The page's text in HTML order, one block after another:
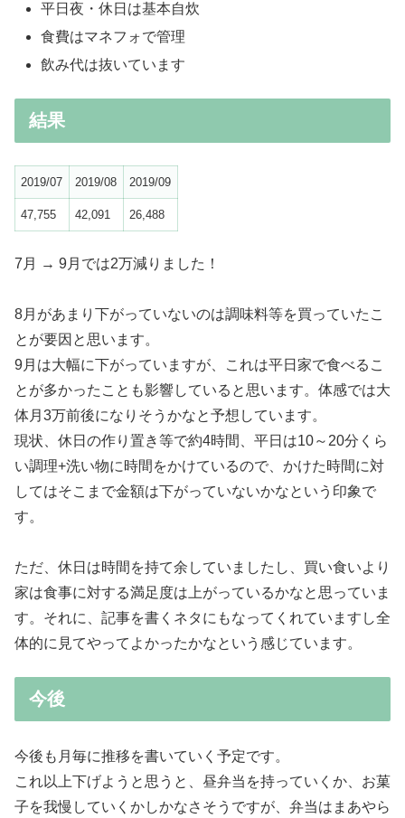
平日夜・休日は基本自炊
食費はマネフォで管理
飲み代は抜いています
結果
2019/07 2019/08 2019/09
47,755 42,091 26,488
7月 → 9月では2万減りました！
8月があまり下がっていないのは調味料等を買っていたこ
とが要因と思います。
9月は大幅に下がっていますが、これは平日家で食べるこ
とが多かったことも影響していると思います。体感では大
体月3万前後になりそうかなと予想しています。
現状、休日の作り置き等で約4時間、平日は10～20分くら
い調理+洗い物に時間をかけているので、かけた時間に対
してはそこまで金額は下がっていないかなという印象で
す。
ただ、休日は時間を持て余していましたし、買い食いより
家は食事に対する満足度は上がっているかなと思っていま
す。それに、記事を書くネタにもなってくれていますし全
体的に見てやってよかったかなという感じています。
今後
今後も月毎に推移を書いていく予定です。
これ以上下げようと思うと、昼弁当を持っていくか、お菓
子を我慢していくかしかなさそうですが、弁当はまあやら